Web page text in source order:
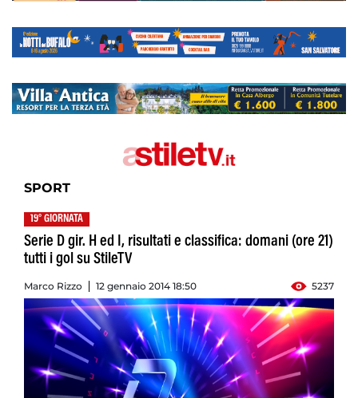
SPORT
19° GIORNATA
Serie D gir. H ed I, risultati e classifica: domani (ore 21)
tutti i gol su StileTV
Marco Rizzo 12 gennaio 2014 18:50 5237